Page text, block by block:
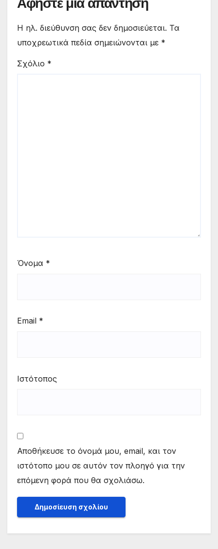
Η ηλ. διεύθυνση σας δεν δημοσιεύεται. Τα
υποχρεωτικά πεδία σημειώνονται με *
Σχόλιο *
Όνομα *
Email *
Ιστότοπος
Αποθήκευσε το όνομά μου, email, και τον
ιστότοπο μου σε αυτόν τον πλοηγό για την
επόμενη φορά που θα σχολιάσω.